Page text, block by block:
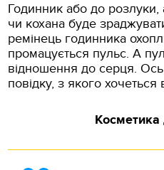
Годинник або до
чи кохана буде
ремінець годинника
промацується пульс. А
відношення до серця.
повідку, з якого хочеться